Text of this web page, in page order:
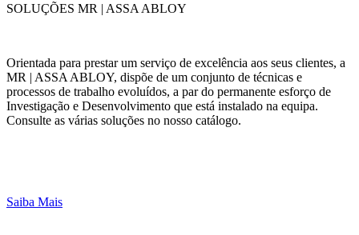
SOLUÇÕES MR | ASSA ABLOY
Orientada para prestar um serviço de excelência aos seus clientes, a
MR | ASSA ABLOY, dispõe de um conjunto de técnicas e
processos de trabalho evoluídos, a par do permanente esforço de
Investigação e Desenvolvimento que está instalado na equipa.
Consulte as várias soluções no nosso catálogo.
Saiba Mais